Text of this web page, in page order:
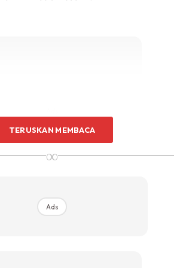
TERUSKAN MEMBACA
∞
Ads